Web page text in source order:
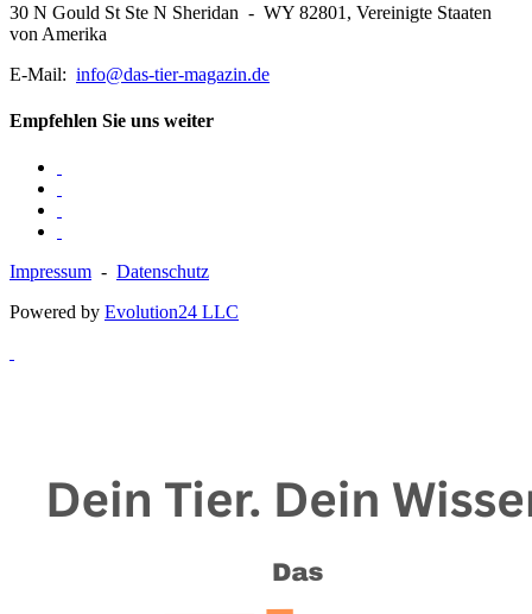
30 N Gould St Ste N Sheridan - WY 82801, Vereinigte Staaten
von Amerika
E-Mail: info@das-tier-magazin.de
Empfehlen Sie uns weiter
Impressum - Datenschutz
Powered by Evolution24 LLC